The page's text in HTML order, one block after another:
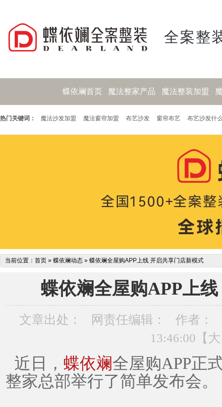
全案整
蝶依斓首页 魔法整家产品 魔法整装加盟
热门关键词： 魔法沙发加盟 魔法窗帘加盟 布艺沙发 窗帘布艺 布艺沙发什
当前位置： 首页 » 蝶依斓动态 » 蝶依斓全屋购APP上线 开启共享门店新模式
蝶依斓全屋购APP上
文章出处： 网责任编辑：
作者：
13:46:00【 大
近日， 蝶依斓全屋购APP正
整家总部举行了简单发布会。